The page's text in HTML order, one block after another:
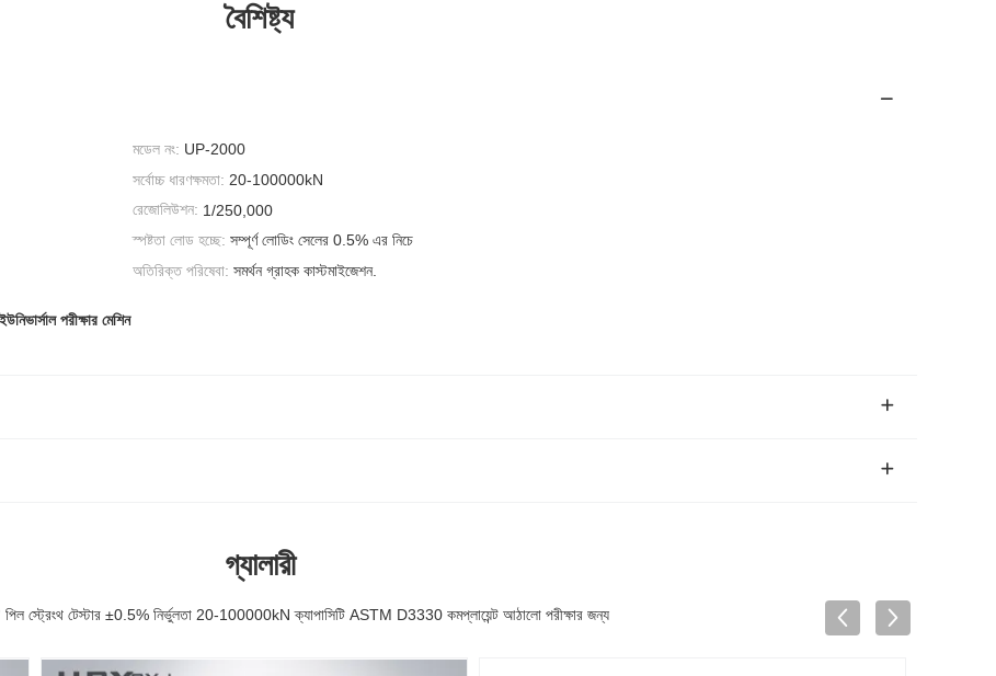
বৈশিষ্ট্য
মডেল নং: UP-2000
সর্বোচ্চ ধারণক্ষমতা: 20-100000kN
রেজোলিউশন: 1/250,000
স্পষ্টতা লোড হচ্ছে: সম্পূর্ণ লোডিং সেলের 0.5% এর নিচে
অতিরিক্ত পরিষেবা: সমর্থন গ্রাহক কাস্টমাইজেশন.
পরীক্ষার মেশিন
গ্যালারী
স্ট্রেংথ টেস্টার ±0.5% নির্ভুলতা 20-100000kN ক্যাপাসিটি ASTM D3330 কমপ্লায়েন্ট আঠালো পরীক্ষার জন্য